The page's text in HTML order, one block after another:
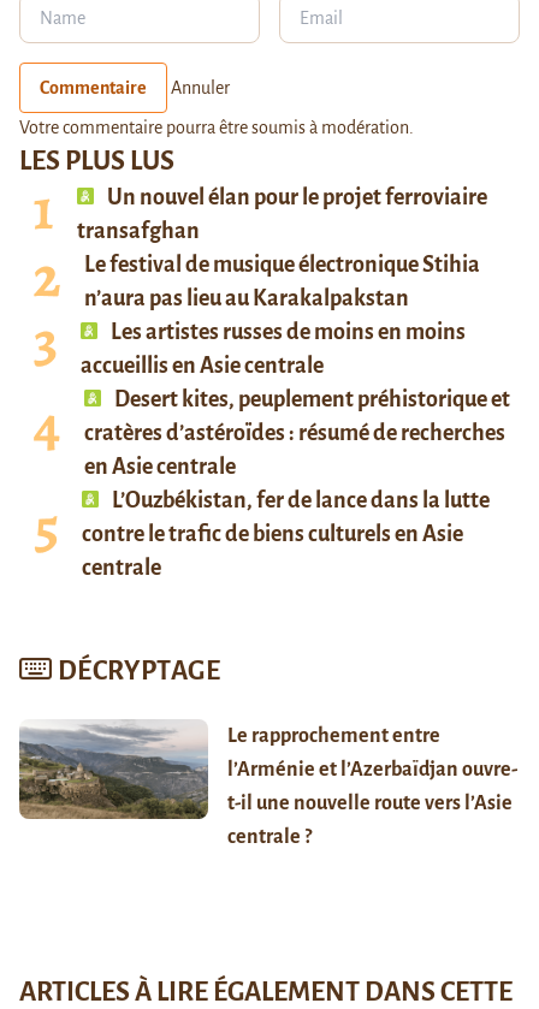
LES PLUS LUS
Un nouvel élan pour le projet ferroviaire
transafghan
Le festival de musique électronique Stihia
n’aura pas lieu au Karakalpakstan
Les artistes russes de moins en moins
accueillis en Asie centrale
Desert kites, peuplement préhistorique et
cratères d’astéroïdes : résumé de recherches
en Asie centrale
L’Ouzbékistan, fer de lance dans la lutte
contre le trafic de biens culturels en Asie
centrale
DÉCRYPTAGE
Le rapprochement entre
l’Arménie et l’Azerbaïdjan ouvre-
t-il une nouvelle route vers l’Asie
centrale ?
Commentaire Annuler
Votre commentaire pourra être soumis à modération.
ARTICLES À LIRE ÉGALEMENT DANS CETTE